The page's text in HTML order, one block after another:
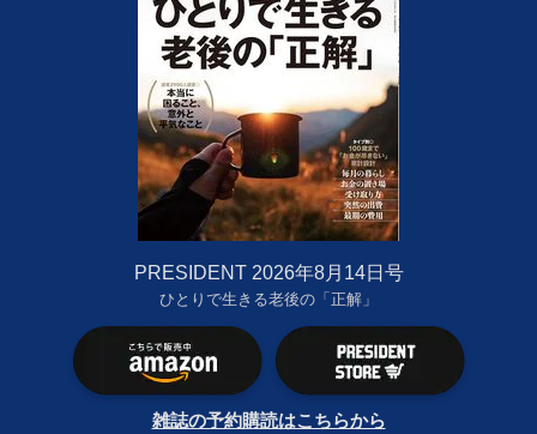
PRESIDENT 2026年8月14日号
ひとりで生きる老後の「正解」
雑誌の予約購読はこちらから